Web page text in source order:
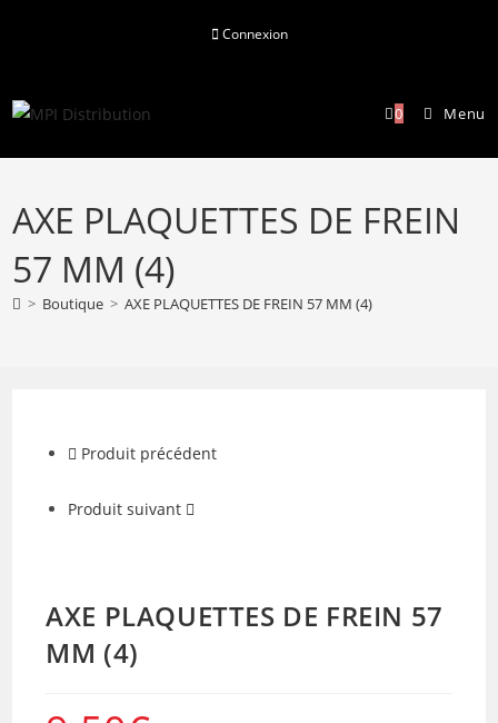
Connexion
0 Menu
AXE PLAQUETTES DE FREIN
57 MM (4)
> Boutique > AXE PLAQUETTES DE FREIN 57 MM (4)
Produit précédent
Produit suivant
AXE PLAQUETTES DE FREIN 57
MM (4)